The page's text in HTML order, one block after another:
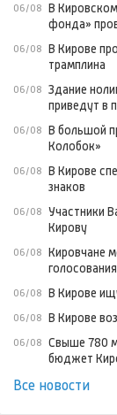
06/08 В
фонда»
06/08 В Кирове
трамплина
06/08 Здание
приведут в
06/08 В большой
Колобок»
06/08 В Кирове
знаков
06/08 Участники
Кирову
06/08 Кировчане
06/08 В Кирове
06/08 В Кирове
06/08 Свыше 780
бюджет
Все новости